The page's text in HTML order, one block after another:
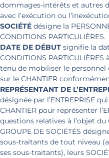
dommages-intérêts et autres
avec l’exécution ou
SOCIÉTÉ désigne la
CONDITIONS PARTICULIÈRES.
DATE DE DÉBUT signifie la
CONDITIONS
tenu de mobiliser le personnel
sur le CHANTIER
REPRÉSENTANT DE
désignée par l’ENTREPRISE
CHANTIER pour représenter
questions relatives à l’objet du
GROUPE DE SOCIÉTÉS
sous-traitants de tout niveau
ses sous-traitants), leurs